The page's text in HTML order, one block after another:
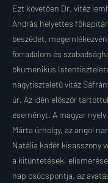
Ezt követően Dr. vitéz
András helyettes
beszédet, megemlékezvén
forradalom és
ökumenikus
nagytiszteletű vitéz
úr. Az idén először
eseményt. A magyar
Márta úrhölgy, az angol
Natália kadét kisasszony
a kitüntetések,
nap csúcspontja, az